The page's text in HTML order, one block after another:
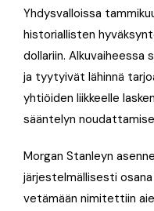
Yhdysvalloissa
historiallisten
dollariin. Alkuvaiheessa
ja tyytyivät lähinnä
yhtiöiden liikkeelle
sääntelyn
Morgan Stanleyn
järjestelmällisesti
vetämään nimitettiin